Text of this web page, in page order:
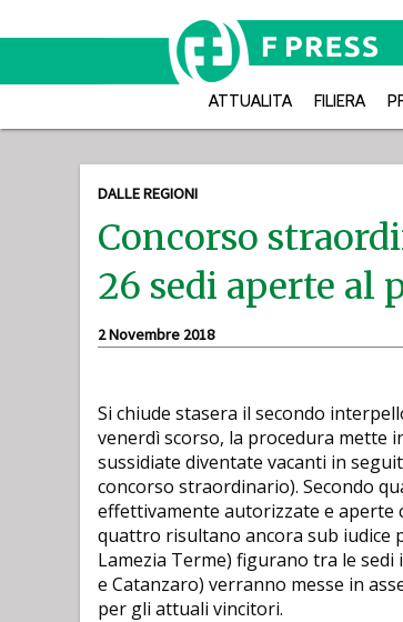
ATTUALITA FILIERA
DALLE REGIONI
Concorso
26 sedi aperte al
2 Novembre 2018
Si chiude stasera il secondo
venerdì scorso, la procedura mette
sussidiate diventate vacanti in
concorso straordinario). Secondo
effettivamente autorizzate e aperte
quattro risultano ancora sub iudice
Lamezia Terme) figurano tra le
e Catanzaro) verranno messe in
per gli attuali vincitori.